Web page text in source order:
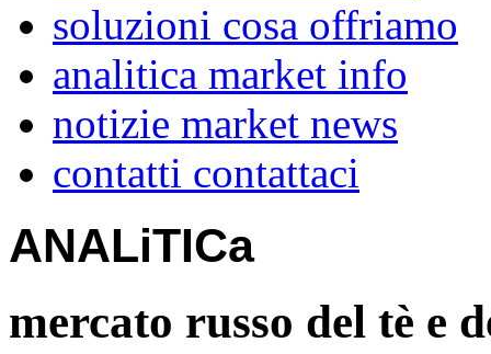
soluzioni cosa offriamo
analitica market info
notizie market news
contatti contattaci
ANALiTICa
mercato russo del tè e